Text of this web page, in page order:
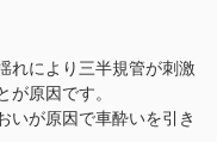
れにより三半規管が刺激
が原因です。
いが原因で車酔いを引き